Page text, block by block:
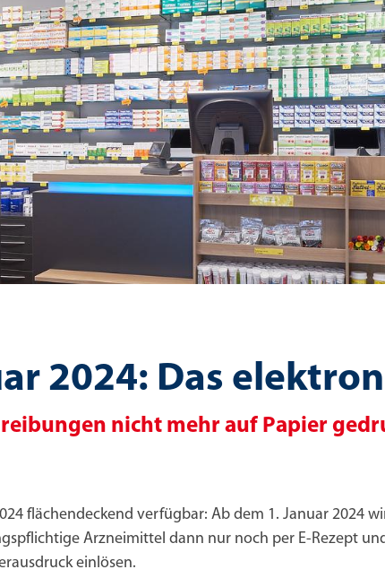
2024: Das
nicht mehr auf Papier
flächendeckend verfügbar: Ab dem 1. Januar 2024
Arzneimittel dann nur noch per E-Rezept
einlösen.